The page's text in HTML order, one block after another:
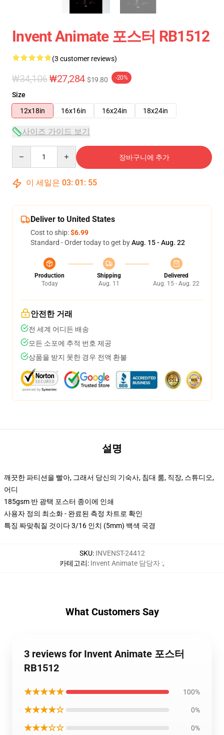
Invent Animate 포스터 RB1512
(3 customer reviews)
₩34,106₩27,284 $19.80 -20%
Size
12x18in
16x16in 16x24in 18x24in
사이즈 가이드 보기
장바구니에 추가
이 세일은 03: 01 : 54
Deliver to United States
Cost to ship:$6.99
Standard - Order today to get byAug. 15 - Aug. 22
Production
Today
Shipping
Aug. 11
Delivered
Aug. 15 - Aug. 22
안전한 거래
전 세계 어디든 배송
모든 소포에 추적 번호 제공
상품을 받지 못한 경우 전액 환불
설명
깨끗한 파티션을 빨아, 그래서 당신의 기숙사, 침대 룸, 직장, 스튜디오,
어디
185gsm 반 광택 포스터 종이에 인쇄
사용자 정의 최소화 - 완료된 측정 차트로 확인
특징 짜맞춰질 것이다 3/16 인치 (5mm) 백색 국경
SKU: INVENST-24412
카테고리: Invent Animate 담당자 :,
What Customers Say
3 reviews for Invent Animate 포스터
RB1512
★★★★★ 100%
★★★★☆ 0%
★★★☆☆ 0%